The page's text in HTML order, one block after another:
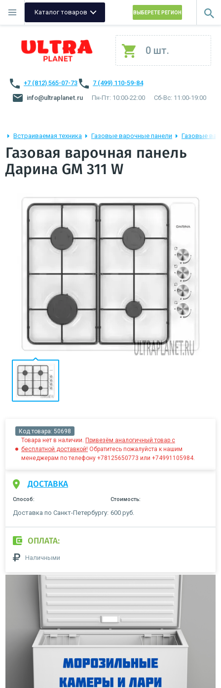
Каталог товаров ВЫБЕРЕТЕ РЕГИОН
0 шт.
+7 (812) 565-07-73
7 (499) 110-59-84
info@ultraplanet.ru
Пн-Пт: 10:00-22:00 Сб-Вс: 11:00-19:00
Встраиваемая техника Газовые варочные панели Газовые
Газовая варочная панель
Дарина GM 311 W
Код товара: 50698
Товара нет в наличии. Привезём аналогичный товар с
бесплатной доставкой! Обратитесь пожалуйста к нашим
менеджерам по телефону +78125650773 или +74991105984.
ДОСТАВКА
Способ: Стоимость:
Доставка по Санкт-Петербургу: 600 руб.
ОПЛАТА:
Наличными